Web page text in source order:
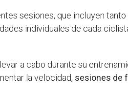
sesiones, que incluyen
individuales de cada
a cabo durante su
la velocidad, sesiones de